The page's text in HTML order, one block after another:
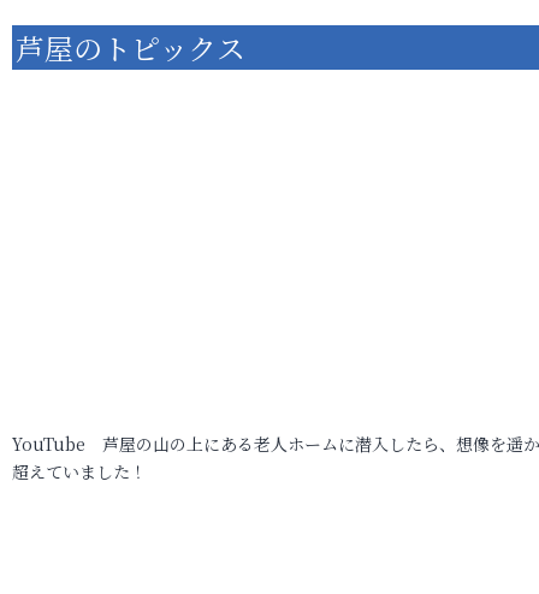
芦屋のトピックス
YouTube 芦屋の山の上にある老人ホームに潜入したら、想像を遥
超えていました！